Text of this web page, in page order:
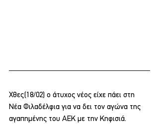
Χθες(18/02) ο άτυχος νέος είχε πάει στη
Νέα Φιλαδέλφια για να δει τον αγώνα της
αγαπημένης του ΑΕΚ με την Κηφισιά.